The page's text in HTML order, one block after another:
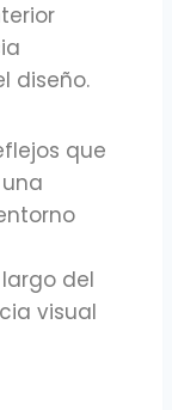
diseño.
que
del
visual